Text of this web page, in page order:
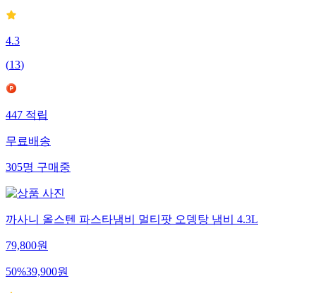
4.3
(13)
447 적립
무료배송
305명 구매중
까사니 올스텐 파스타냄비 멀티팟 오뎅탕 냄비 4.3L
79,800원
50%39,900원